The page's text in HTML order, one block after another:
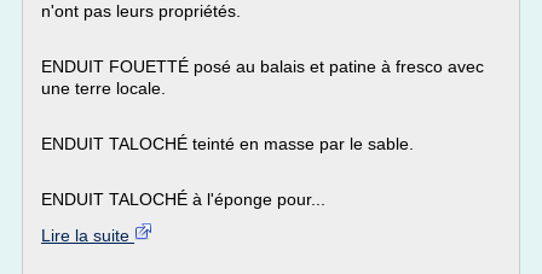
n'ont pas leurs propriétés.
ENDUIT FOUETTÉ posé au balais et patine à fresco avec
une terre locale.
ENDUIT TALOCHÉ teinté en masse par le sable.
ENDUIT TALOCHÉ à l'éponge pour...
Lire la suite